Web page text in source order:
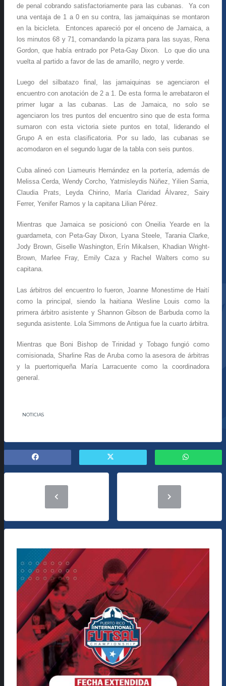
de penal cobrando satisfactoriamente para las cubanas. Ya con
una ventaja de 1 a 0 en su contra, las jamaiquinas se montaron
en la bicicleta. Entonces apareció por el onceno de Jamaica, a
los minutos 68 y 71, comandando la pizarra para las suyas, Rena
Gordon, que había entrado por Peta-Gay Dixon. Lo que dio una
vuelta al partido a favor de las de amarillo, negro y verde.
Luego del silbatazo final, las jamaiquinas se agenciaron el
encuentro con anotación de 2 a 1. De esta forma le arrebataron el
primer lugar a las cubanas. Las de Jamaica, no solo se
agenciaron los tres puntos del encuentro sino que de esta forma
sumaron con esta victoria siete puntos en total, liderando el
Grupo A en esta clasificatoria. Por su lado, las cubanas se
acomodaron en el segundo lugar de la tabla con seis puntos.
Cuba alineó con Liameuris Hernández en la portería, además de
Melissa Cerda, Wendy Corcho, Yatmisleydis Núñez, Yilien Sarria,
Claudia Prats, Leyda Chirino, María Claridad Álvarez, Sairy
Ferrer, Yenifer Ramos y la capitana Lilian Pérez.
Mientras que Jamaica se posicionó con Oneilia Yearde en la
guardameta, con Peta-Gay Dixon, Lyana Steele, Tarania Clarke,
Jody Brown, Giselle Washington, Erín Mikalsen, Khadian Wright-
Brown, Marlee Fray, Emily Caza y Rachel Walters como su
capitana.
Las árbitros del encuentro lo fueron, Joanne Monestime de Haití
como la principal, siendo la haitiana Wesline Louis como la
primera árbitro asistente y Shannon Gibson de Barbuda como la
segunda asistente. Lola Simmons de Antigua fue la cuarto árbitra.
Mientras que Boni Bishop de Trinidad y Tobago fungió como
comisionada, Sharline Ras de Aruba como la asesora de árbitras
y la puertorriqueña María Larracuente como la coordinadora
general.
NOTICIAS